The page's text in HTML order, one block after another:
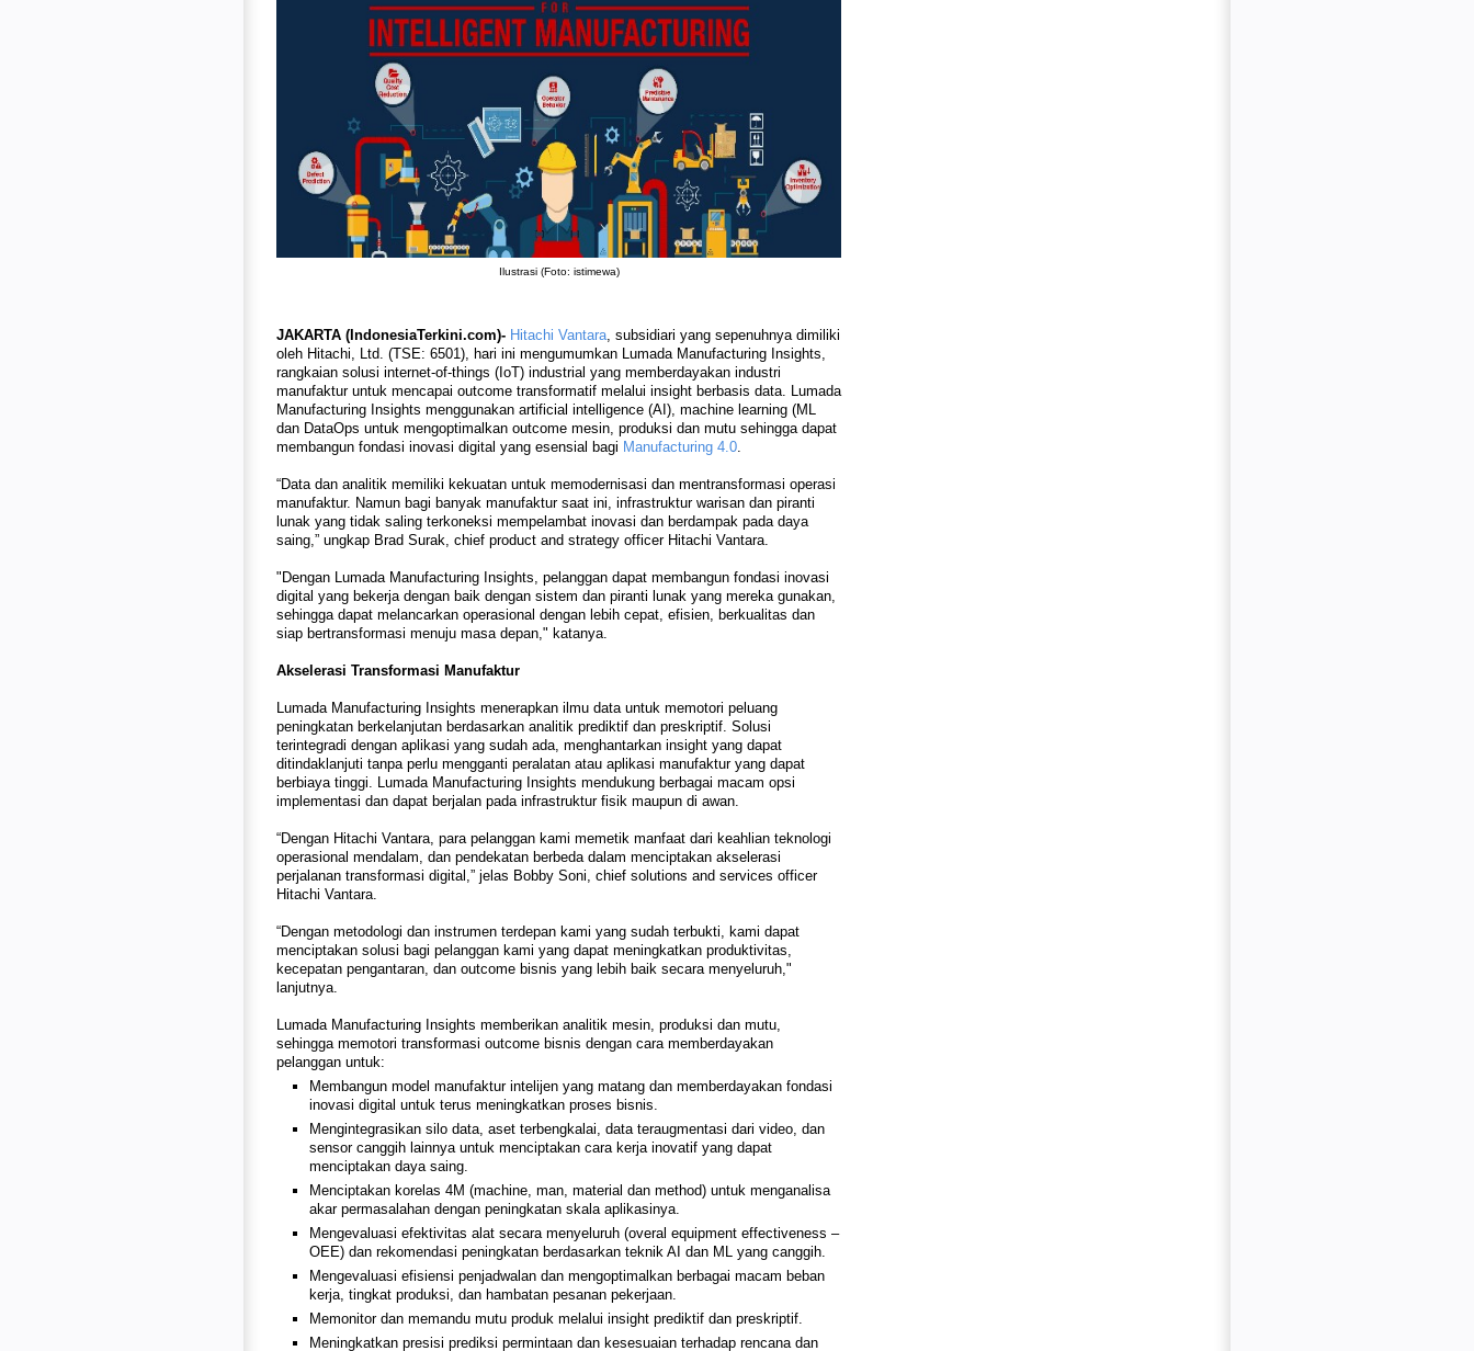
Ilustrasi (Foto: istimewa)
JAKARTA (IndonesiaTerkini.com)- Hitachi Vantara , subsidiari yang sepenuhnya dimiliki
oleh Hitachi, Ltd. (TSE: 6501), hari ini mengumumkan Lumada Manufacturing Insights,
rangkaian solusi internet-of-things (IoT) industrial yang memberdayakan industri
manufaktur untuk mencapai outcome transformatif melalui insight berbasis data. Lumada
Manufacturing Insights menggunakan artificial intelligence (AI), machine learning (ML
dan DataOps untuk mengoptimalkan outcome mesin, produksi dan mutu sehingga dapat
membangun fondasi inovasi digital yang esensial bagi Manufacturing 4.0
“Data dan analitik memiliki kekuatan untuk memodernisasi dan mentransformasi operasi
manufaktur. Namun bagi banyak manufaktur saat ini, infrastruktur warisan dan piranti
lunak yang tidak saling terkoneksi mempelambat inovasi dan berdampak pada daya
saing,” ungkap Brad Surak, chief product and strategy officer Hitachi Vantara.
"Dengan Lumada Manufacturing Insights, pelanggan dapat membangun fondasi inovasi
digital yang bekerja dengan baik dengan sistem dan piranti lunak yang mereka gunakan,
sehingga dapat melancarkan operasional dengan lebih cepat, efisien, berkualitas dan
siap bertransformasi menuju masa depan," katanya.
Akselerasi Transformasi Manufaktur
Lumada Manufacturing Insights menerapkan ilmu data untuk memotori peluang
peningkatan berkelanjutan berdasarkan analitik prediktif dan preskriptif. Solusi
terintegradi dengan aplikasi yang sudah ada, menghantarkan insight yang dapat
ditindaklanjuti tanpa perlu mengganti peralatan atau aplikasi manufaktur yang dapat
berbiaya tinggi. Lumada Manufacturing Insights mendukung berbagai macam opsi
implementasi dan dapat berjalan pada infrastruktur fisik maupun di awan.
“Dengan Hitachi Vantara, para pelanggan kami memetik manfaat dari keahlian teknologi
operasional mendalam, dan pendekatan berbeda dalam menciptakan akselerasi
perjalanan transformasi digital,” jelas Bobby Soni, chief solutions and services officer
Hitachi Vantara.
“Dengan metodologi dan instrumen terdepan kami yang sudah terbukti, kami dapat
menciptakan solusi bagi pelanggan kami yang dapat meningkatkan produktivitas,
kecepatan pengantaran, dan outcome bisnis yang lebih baik secara menyeluruh,"
lanjutnya.
Lumada Manufacturing Insights memberikan analitik mesin, produksi dan mutu,
sehingga memotori transformasi outcome bisnis dengan cara memberdayakan
pelanggan untuk:
Membangun model manufaktur intelijen yang matang dan memberdayakan fondasi
inovasi digital untuk terus meningkatkan proses bisnis.
Mengintegrasikan silo data, aset terbengkalai, data teraugmentasi dari video, dan
sensor canggih lainnya untuk menciptakan cara kerja inovatif yang dapat
menciptakan daya saing.
Menciptakan korelas 4M (machine, man, material dan method) untuk menganalisa
akar permasalahan dengan peningkatan skala aplikasinya.
Mengevaluasi efektivitas alat secara menyeluruh (overal equipment effectiveness –
OEE) dan rekomendasi peningkatan berdasarkan teknik AI dan ML yang canggih.
Mengevaluasi efisiensi penjadwalan dan mengoptimalkan berbagai macam beban
kerja, tingkat produksi, dan hambatan pesanan pekerjaan.
Memonitor dan memandu mutu produk melalui insight prediktif dan preskriptif.
Meningkatkan presisi prediksi permintaan dan kesesuaian terhadap rencana dan